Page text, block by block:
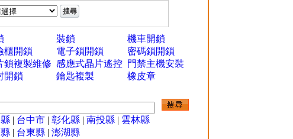
裝鎖
機車開鎖
櫃開鎖 電子鎖開鎖
密碼鎖開鎖
鎖複製維修 感應式晶片遙控 門禁主機安裝
開鎖 鑰匙複製
橡皮章
| 台中市 | 彰化縣 | 南投縣 | 雲林縣
| 台東縣 | 澎湖縣